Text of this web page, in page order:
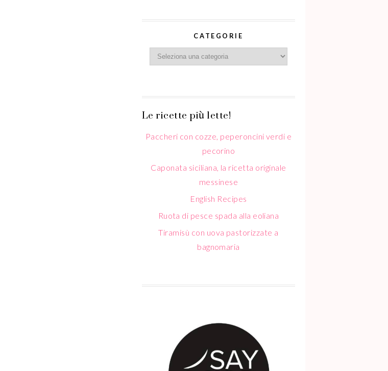
CATEGORIE
Le ricette più lette!
Paccheri con cozze, peperoncini verdi e
pecorino
Caponata siciliana, la ricetta originale
messinese
English Recipes
Ruota di pesce spada alla eoliana
Tiramisù con uova pastorizzate a
bagnomaria